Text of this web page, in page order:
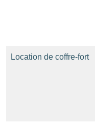
Location de coffre-fort